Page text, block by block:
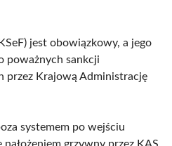
jest obowiązkowy, a jego
poważnych sankcji
przez Krajową Administrację
systemem po wejściu